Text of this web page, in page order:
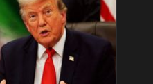
على منشآت الطاقة